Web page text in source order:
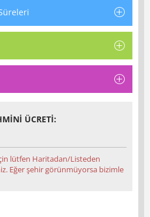
ÜCRETI:
lütfen Haritadan/Listeden
Eğer şehir görünmüyorsa bizimle